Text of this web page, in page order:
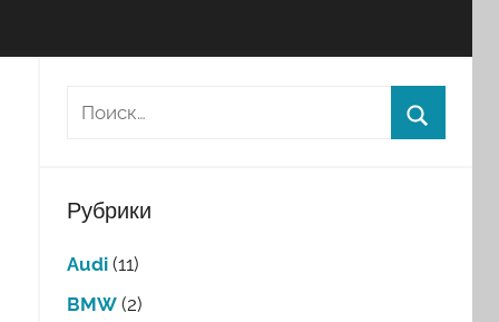
Рубрики
Audi(11)
BMW(2)